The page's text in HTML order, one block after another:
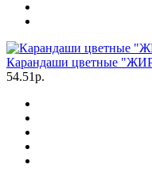
Карандаши цветные
54.51р.